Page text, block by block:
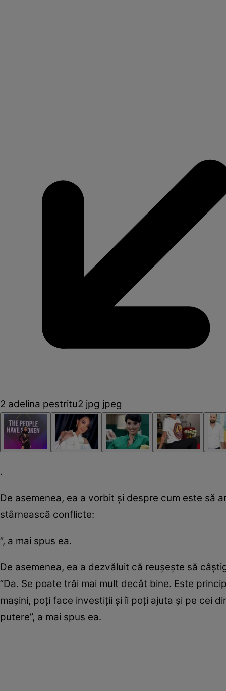
2 adelina pestritu2 jpg jpeg
.
De asemenea, ea a vorbit şi despre cum este să
stârnească conflicte:
”, a mai spus ea.
De asemenea, ea a dezvăluit că reuşeşte să
”Da. Se poate trăi mai mult decât bine. Este
maşini, poţi face investiţii şi îi poţi ajuta şi pe cei
putere”, a mai spus ea.